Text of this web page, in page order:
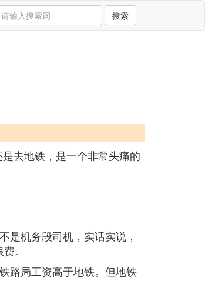
搜索
是去地铁，是一个非常头痛的
是机务段司机，实话实说，
。
路局工资高于地铁。但地铁